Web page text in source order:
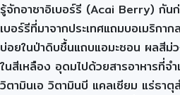
รู้จักอาซาอิเบอร์รี (Acai Berry) กัน
เบอร์รีที่มาจากประเทศแถมบอเมริกา
บ่อยในป่าดิบชื้นแถบแอมะซอน ผลสีม่
ในสีเหลือง อุดมไปด้วยสารอาหารที่จ
วิตามินเอ วิตามินบี แคลเซียม แร่ธาตุ